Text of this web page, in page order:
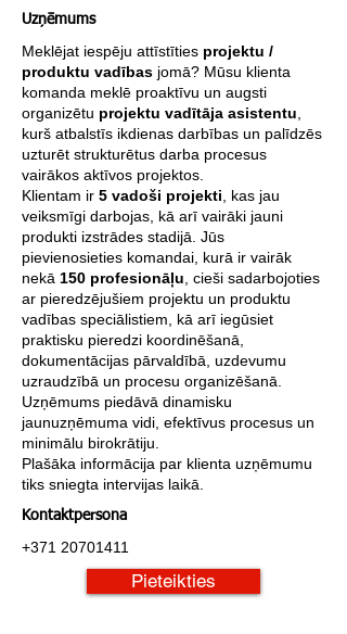
Uzņēmums
Meklējat iespēju attīstīties projektu /
produktu vadības jomā? Mūsu klienta
komanda meklē proaktīvu un augsti
organizētu projektu vadītāja asistentu
kurš atbalstīs ikdienas darbības un palīdzēs
uzturēt strukturētus darba procesus
vairākos aktīvos projektos.
Klientam ir 5 vadoši projekti , kas jau
veiksmīgi darbojas, kā arī vairāki jauni
produkti izstrādes stadijā. Jūs
pievienosieties komandai, kurā ir vairāk
nekā 150 profesionāļu , cieši sadarbojoties
ar pieredzējušiem projektu un produktu
vadības speciālistiem, kā arī iegūsiet
praktisku pieredzi koordinēšanā,
dokumentācijas pārvaldībā, uzdevumu
uzraudzībā un procesu organizēšanā.
Uzņēmums piedāvā dinamisku
jaunuzņēmuma vidi, efektīvus procesus un
minimālu birokrātiju.
Plašāka informācija par klienta uzņēmumu
tiks sniegta intervijas laikā.
Kontaktpersona
+371 20701411
Pieteikties